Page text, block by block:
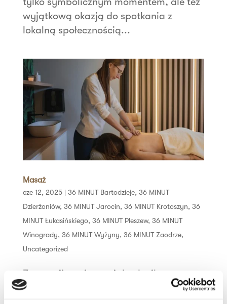
wyjątkową okazją do spotkania z
lokalną społecznością...
Masaż
cze 12, 2025| 36 MINUT Bartodzieje, 36 MINUT
Dzierżoniów, 36 MINUT Jarocin, 36 MINUT Krotoszyn, 36
MINUT Łukasińskiego, 36 MINUT Pleszew, 36 MINUT
Winogrady, 36 MINUT Wyżyny, 36 MINUT Zaodrze,
Uncategorized
Zapewnij swojemu ciału chwilę
wytchnienia i skuteczną regenerację.